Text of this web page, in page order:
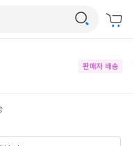
판매자 배송